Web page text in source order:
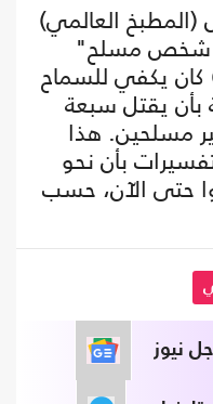
العالمي)
"شخص مسلح"
كان يكفي للسماح
بأن يقتل سبعة
مسلحين. هذا
بأن نحو
حتى الآن، حسب
نيوز